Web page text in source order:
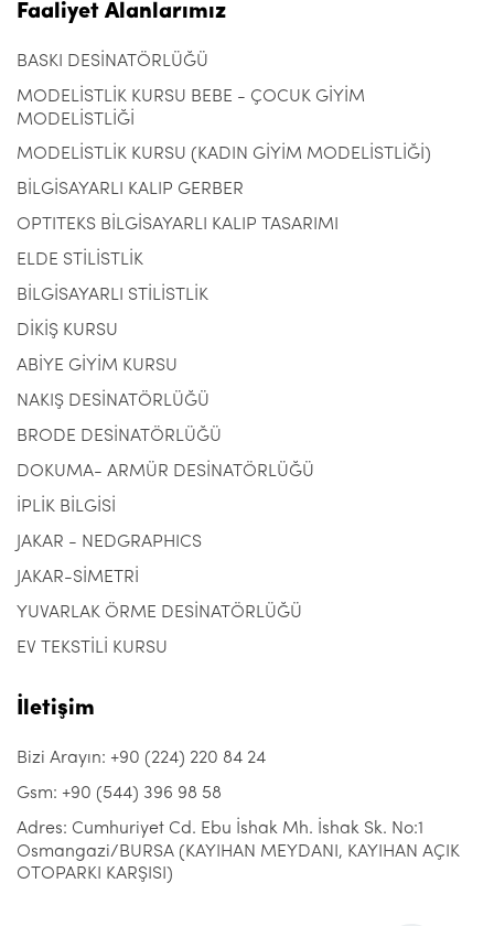
Faaliyet Alanlarımız
BASKI DESİNATÖRLÜĞÜ
MODELİSTLİK KURSU BEBE - ÇOCUK GİYİM
MODELİSTLİĞİ
MODELİSTLİK KURSU (KADIN GİYİM MODELİSTLİĞİ)
BİLGİSAYARLI KALIP GERBER
OPTITEKS BİLGİSAYARLI KALIP TASARIMI
ELDE STİLİSTLİK
BİLGİSAYARLI STİLİSTLİK
DİKİŞ KURSU
ABİYE GİYİM KURSU
NAKIŞ DESİNATÖRLÜĞÜ
BRODE DESİNATÖRLÜĞÜ
DOKUMA- ARMÜR DESİNATÖRLÜĞÜ
İPLİK BİLGİSİ
JAKAR - NEDGRAPHICS
JAKAR-SİMETRİ
YUVARLAK ÖRME DESİNATÖRLÜĞÜ
EV TEKSTİLİ KURSU
İletişim
Bizi Arayın: +90 (224) 220 84 24
Gsm: +90 (544) 396 98 58
Adres: Cumhuriyet Cd. Ebu İshak Mh. İshak Sk. No:1
Osmangazi/BURSA (KAYIHAN MEYDANI, KAYIHAN AÇIK
OTOPARKI KARŞISI)